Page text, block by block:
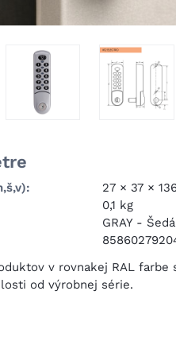
27 × 37 ×
0,1 kg
GRAY - Šedá
v rovnakej RAL farbe
od výrobnej série.